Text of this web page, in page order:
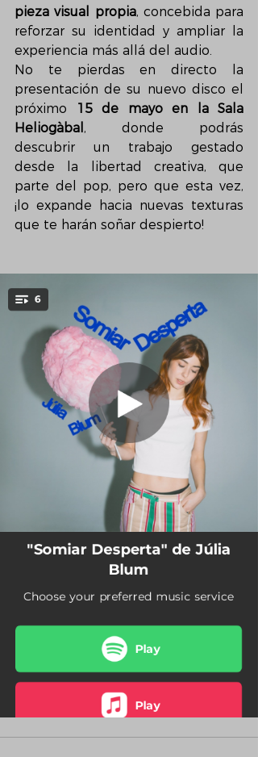
pieza visual propia, concebida para
reforzar su identidad y ampliar la
experiencia más allá del audio.
No te pierdas en directo la
presentación de su nuevo disco el
próximo
15 de mayo en la Sala
Heliogàbal , donde podrás
descubrir un trabajo gestado
desde la libertad creativa, que
parte del pop, pero que esta vez,
¡lo expande hacia nuevas texturas
que te harán soñar despierto!